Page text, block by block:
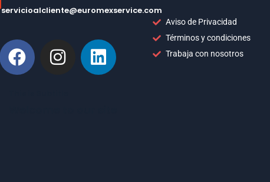
servicioalcliente@euromexservice.com
Aviso de Privacidad
Términos y condiciones
Trabaja con nosotros